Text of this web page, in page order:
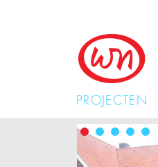
PROJECTEN